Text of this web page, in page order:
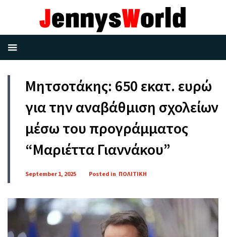
Μητσοτάκης: 650 εκατ. ευρώ
για την αναβάθμιση σχολείων
μέσω του προγράμματος
“Μαριέττα Γιαννάκου”
September 1, 2025 Posted in ΠΟΛΙΤΙΚΗ